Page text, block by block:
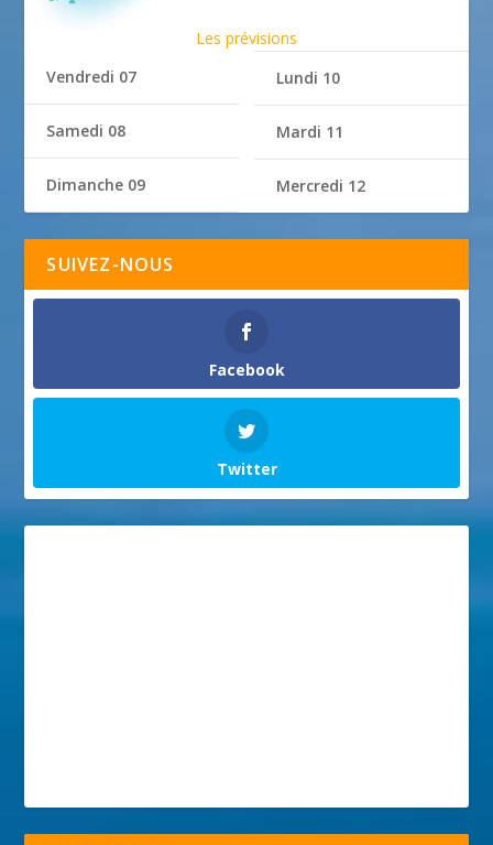
Les prévisions
Vendredi 07
Samedi 08
Dimanche 09
Lundi 10
Mardi 11
Mercredi 12
SUIVEZ-NOUS
Facebook
Twitter